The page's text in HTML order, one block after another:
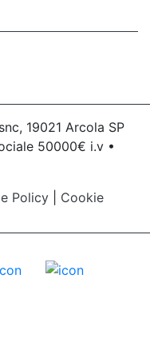
19021 Arcola SP
50000€ i.v •
Policy
Cookie